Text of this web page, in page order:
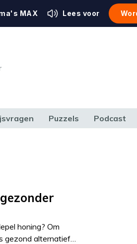
MAX Lees voor
Puzzels Podcast
honing? Om
gezond alternatief…